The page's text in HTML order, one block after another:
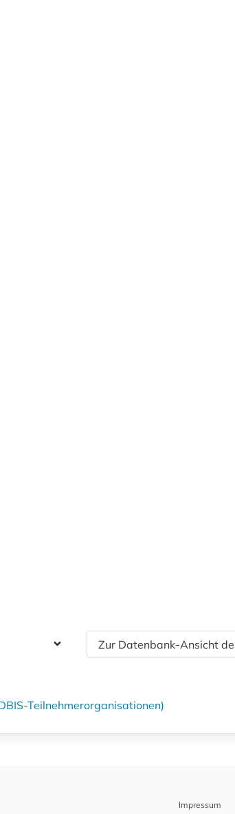
Zur Datenbank-Ansicht
Teilnehmerorganisationen)
Impressum